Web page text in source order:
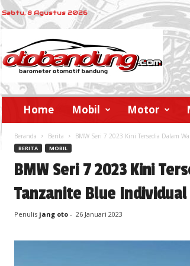
Sabtu, 8 Agustus 2026
o
b
n
u
Home Mobil Motor
Beranda Berita BMW Seri 7 2023 Kini Tersedia Dalam
BERITA MOBIL
BMW Seri 7 2023 Kini
Tanzanite Blue Individual
Penulis jang oto- 26 Januari 2023